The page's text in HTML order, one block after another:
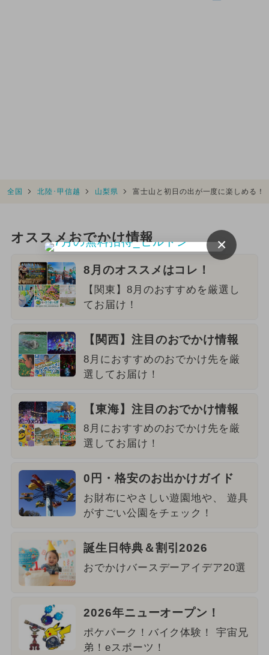
全国 北陸･甲信越 山梨県 富士山と初日の出が一度に楽しめる
オススメおでかけ情報
8月のオススメはコレ！
【関東】8月のおすすめを厳選し
てお届け！
【関西】注目のおでかけ情報
8月におすすめのおでかけ先を厳
選してお届け！
【東海】注目のおでかけ情報
8月におすすめのおでかけ先を厳
選してお届け！
0円・格安のお出かけガイド
お財布にやさしい遊園地や、 遊具
がすごい公園をチェック！
誕生日特典＆割引2026
おでかけバースデーアイデア20選
2026年ニューオープン！
ポケパーク！バイク体験！ 宇宙兄
弟！eスポーツ！
×